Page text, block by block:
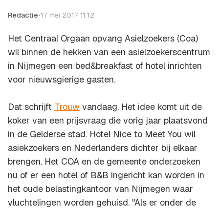
Redactie•17 mei 2017 11:12
Het Centraal Orgaan opvang Asielzoekers (Coa)
wil binnen de hekken van een asielzoekerscentrum
in Nijmegen een bed&breakfast of hotel inrichten
voor nieuwsgierige gasten.
Dat schrijft Trouw vandaag. Het idee komt uit de
koker van een prijsvraag die vorig jaar plaatsvond
in de Gelderse stad. Hotel Nice to Meet You wil
asiekzoekers en Nederlanders dichter bij elkaar
brengen. Het COA en de gemeente onderzoeken
nu of er een hotel of B&B ingericht kan worden in
het oude belastingkantoor van Nijmegen waar
vluchtelingen worden gehuisd. "Als er onder de